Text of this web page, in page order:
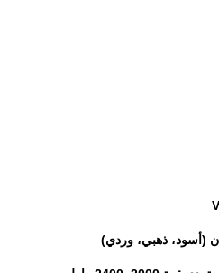
(أسود، ذهبي، وردي)